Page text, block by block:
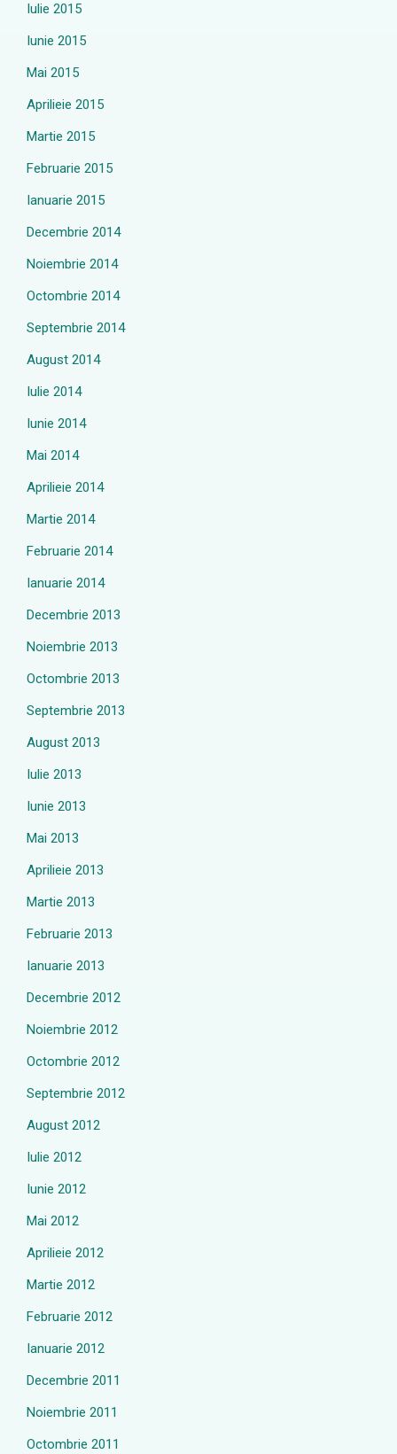
Iulie 2015
Iunie 2015
Mai 2015
Aprilieie 2015
Martie 2015
Februarie 2015
Ianuarie 2015
Decembrie 2014
Noiembrie 2014
Octombrie 2014
Septembrie 2014
August 2014
Iulie 2014
Iunie 2014
Mai 2014
Aprilieie 2014
Martie 2014
Februarie 2014
Ianuarie 2014
Decembrie 2013
Noiembrie 2013
Octombrie 2013
Septembrie 2013
August 2013
Iulie 2013
Iunie 2013
Mai 2013
Aprilieie 2013
Martie 2013
Februarie 2013
Ianuarie 2013
Decembrie 2012
Noiembrie 2012
Octombrie 2012
Septembrie 2012
August 2012
Iulie 2012
Iunie 2012
Mai 2012
Aprilieie 2012
Martie 2012
Februarie 2012
Ianuarie 2012
Decembrie 2011
Noiembrie 2011
Octombrie 2011